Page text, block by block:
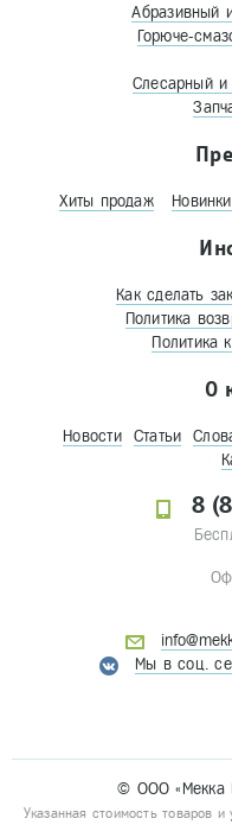
Абразивный
Горюче-
Слесарный и
Хиты продаж Новинки
Как сделать
Политика
Политика
О
Новости Статьи
8
Мы в соц.
© ООО «Мекка
Указанная стоимость товаров